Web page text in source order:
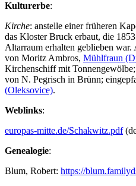
Kulturerbe:
Kirche: anstelle einer früheren
das Kloster Bruck erbaut, die
Altarraum erhalten geblieben war.
von Moritz Ambros, Mühlfraun
Kirchenschiff mit
von N. Pegrisch in Brünn;
(Oleksovice).
Weblinks:
europas-mitte.de/Schakwitz.pdf
Genealogie:
Blum, Robert: https://